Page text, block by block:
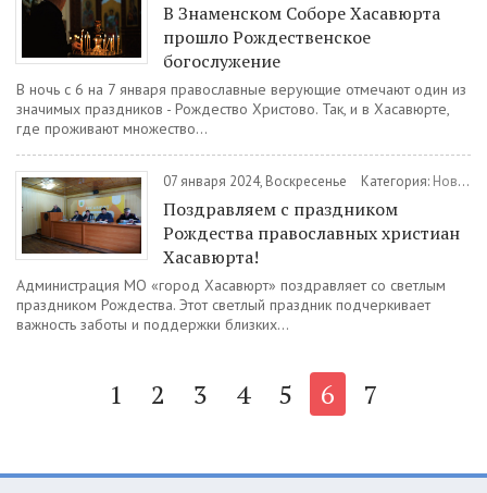
В Знаменском Соборе Хасавюрта
прошло Рождественское
богослужение
В ночь с 6 на 7 января православные верующие отмечают один из
значимых праздников - Рождество Христово. Так, и в Хасавюрте,
где проживают множество...
07 января 2024, Воскресенье Категория: Новости
Поздравляем с праздником
Рождества православных христиан
Хасавюрта!
Администрация МО «город Хасавюрт» поздравляет со светлым
праздником Рождества. Этот светлый праздник подчеркивает
важность заботы и поддержки близких...
1 2 3 4 5 6 7